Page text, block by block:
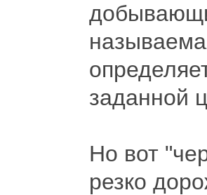
заданной
Но вот
резко